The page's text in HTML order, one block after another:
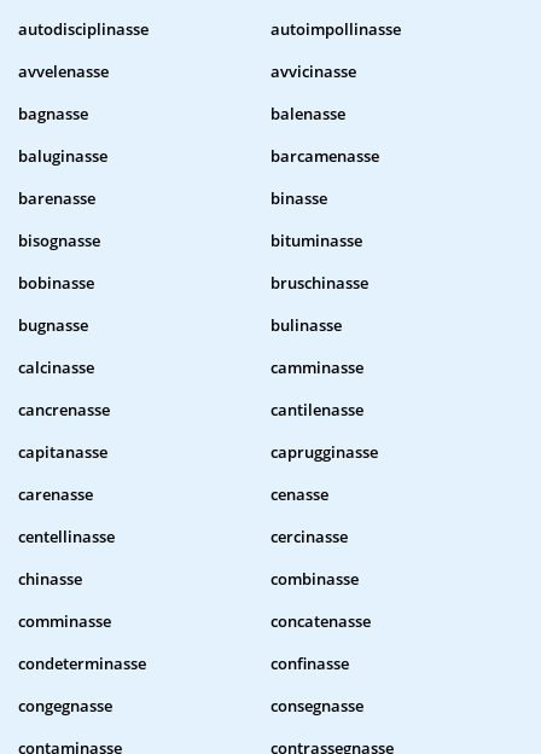
autodisciplinasse
autoimpollinasse
avvelenasse
avvicinasse
bagnasse
balenasse
baluginasse
barcamenasse
barenasse
binasse
bisognasse
bituminasse
bobinasse
bruschinasse
bugnasse
bulinasse
calcinasse
camminasse
cancrenasse
cantilenasse
capitanasse
caprugginasse
carenasse
cenasse
centellinasse
cercinasse
chinasse
combinasse
comminasse
concatenasse
condeterminasse
confinasse
congegnasse
consegnasse
contaminasse
contrassegnasse